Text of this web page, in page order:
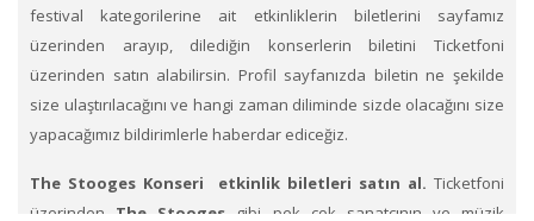
festival kategorilerine ait etkinliklerin biletlerini sayfamız
üzerinden arayıp, dilediğin konserlerin biletini Ticketfoni
üzerinden satın alabilirsin. Profil sayfanızda biletin ne şekilde
size ulaştırılacağını ve hangi zaman diliminde sizde olacağını size
yapacağımız bildirimlerle haberdar ediceğiz.
The Stooges Konseri etkinlik biletleri satın al. Ticketfoni
üzerinden The Stooges gibi pek çok sanatçının ve müzik